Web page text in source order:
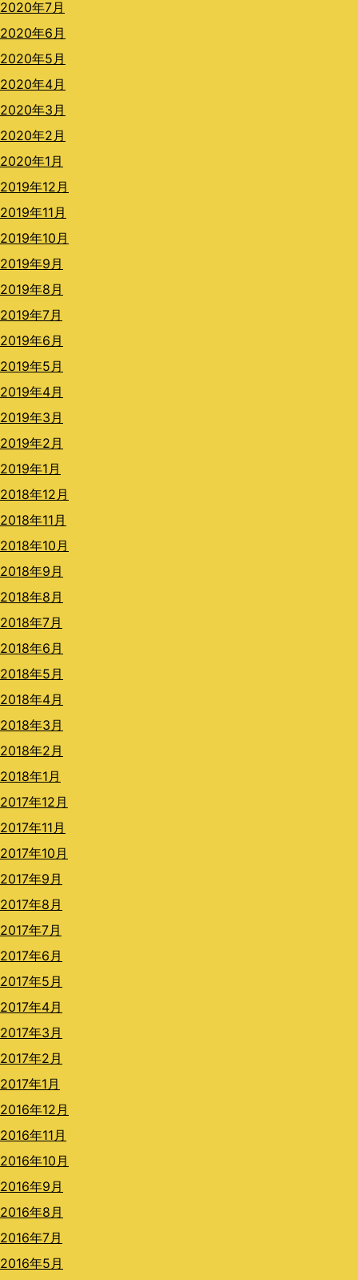
2020年7月
2020年6月
2020年5月
2020年4月
2020年3月
2020年2月
2020年1月
2019年12月
2019年11月
2019年10月
2019年9月
2019年8月
2019年7月
2019年6月
2019年5月
2019年4月
2019年3月
2019年2月
2019年1月
2018年12月
2018年11月
2018年10月
2018年9月
2018年8月
2018年7月
2018年6月
2018年5月
2018年4月
2018年3月
2018年2月
2018年1月
2017年12月
2017年11月
2017年10月
2017年9月
2017年8月
2017年7月
2017年6月
2017年5月
2017年4月
2017年3月
2017年2月
2017年1月
2016年12月
2016年11月
2016年10月
2016年9月
2016年8月
2016年7月
2016年5月